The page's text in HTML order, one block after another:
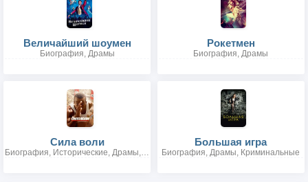
Величайший шоумен
Биография, Драмы
Рокетмен
Биография, Драмы
Сила воли
Биография, Исторические, Драмы, Спорт
Большая игра
Биография, Драмы, Криминальные